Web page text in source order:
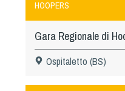
HOOPERS
Gara Regionale di
Ospitaletto (BS)